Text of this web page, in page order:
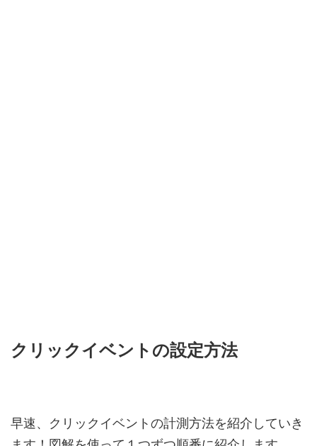
クリックイベントの設定方法
早速、クリックイベントの計測方法を紹介していき